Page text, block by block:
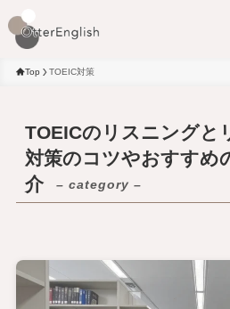
Top TOEIC対策
TOEICのリスニングと
対策のコツやおすすめ
介
– category –